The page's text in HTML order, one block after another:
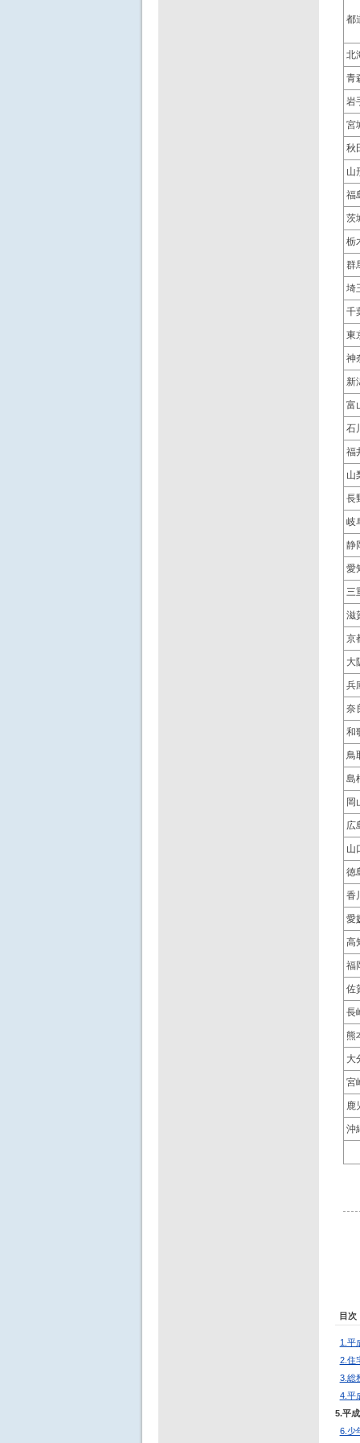
都
北
青
岩
宮
秋
山
福
茨
栃
群
埼
千
東
神
新
富
石
福
山
長
岐
静
愛
三
滋
京
大
兵
奈
和
鳥
島
岡
広
山
徳
香
愛
高
福
佐
長
熊
大
宮
鹿
沖
目次
1.平
2.住
3.総
4.平
5.平
6.少